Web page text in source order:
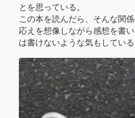
とを思っている。
この本を読んだら、そんな関
応えを想像しながら感想を書
は書けないような気もしている